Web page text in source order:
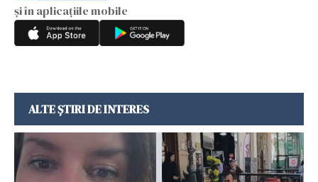
și în aplicațiile mobile
ALTE ȘTIRI DE INTERES